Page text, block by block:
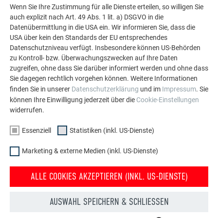
PREFA Aluminiumlösungen für Dach, Solar und
Fassade.
MEHR REFERENZEN ANSEHEN
Wenn Sie Ihre Zustimmung für alle Dienste erteilen, so willigen Sie
auch explizit nach Art. 49 Abs. 1 lit. a) DSGVO in die
Datenübermittlung in die USA ein. Wir informieren Sie, dass die
USA über kein den Standards der EU entsprechendes
Datenschutzniveau verfügt. Insbesondere können US-Behörden
zu Kontroll- bzw. Überwachungszwecken auf Ihre Daten
zugreifen, ohne dass Sie darüber informiert werden und ohne dass
Sie dagegen rechtlich vorgehen können. Weitere Informationen
finden Sie in unserer Datenschutzerklärung und im Impressum. Sie
können Ihre Einwilligung jederzeit über die Cookie-Einstellungen
widerrufen.
Essenziell Statistiken (inkl. US-Dienste)
Marketing & externe Medien (inkl. US-Dienste)
ALLE COOKIES AKZEPTIEREN (INKL. US-DIENSTE)
AUSWAHL SPEICHERN & SCHLIESSEN